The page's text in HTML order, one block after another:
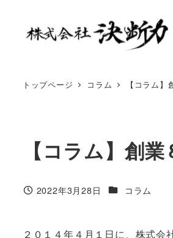
トップページ コラム 【コラム
【コラム】創
2022年3月28日 コラム
２０１４年４月１日に、株式会